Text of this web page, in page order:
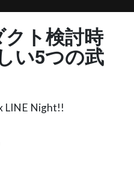
ト検討時
い5つの武
LINE Night!!